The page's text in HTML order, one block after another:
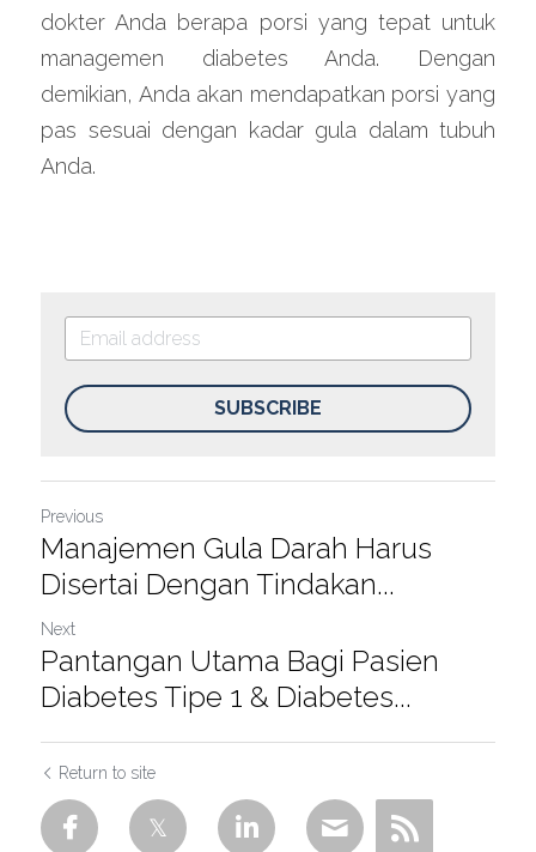
dokter Anda berapa porsi yang tepat untuk
managemen diabetes Anda. Dengan
demikian, Anda akan mendapatkan porsi yang
pas sesuai dengan kadar gula dalam tubuh
Anda.
SUBSCRIBE
Previous
Manajemen Gula Darah Harus
Disertai Dengan Tindakan...
Next
Pantangan Utama Bagi Pasien
Diabetes Tipe 1 & Diabetes...
Return to site